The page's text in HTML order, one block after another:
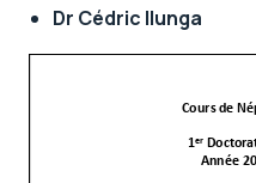
Dr Cédric Ilunga